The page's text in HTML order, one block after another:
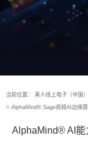
当前位置： 真人线上电子（中国
> AlphaMind® Sage视频AI边缘
AlphaMind® AI能